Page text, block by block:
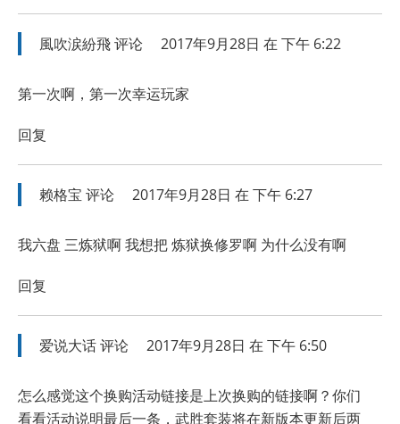
風吹涙紛飛评论 2017年9月28日 在 下午 6:22
第一次啊，第一次幸运玩家
回复
赖格宝 评论 2017年9月28日 在 下午 6:27
我六盘 三炼狱啊 我想把 炼狱换修罗啊 为什么没有啊
回复
爱说大话评论 2017年9月28日 在 下午 6:50
怎么感觉这个换购活动链接是上次换购的链接啊？你们
看看活动说明最后一条，武胜套装将在新版本更新后两